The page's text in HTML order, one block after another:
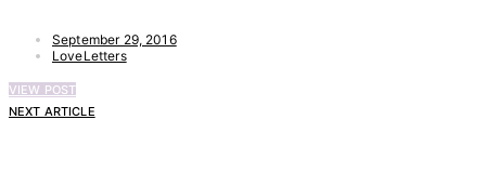
September 29, 2016
LoveLetters
VIEW POST
NEXT ARTICLE